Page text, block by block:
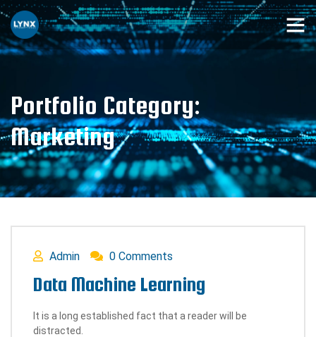
Portfolio Category:
Marketing
Admin 0 Comments
Data Machine Learning
It is a long established fact that a reader will be
distracted.